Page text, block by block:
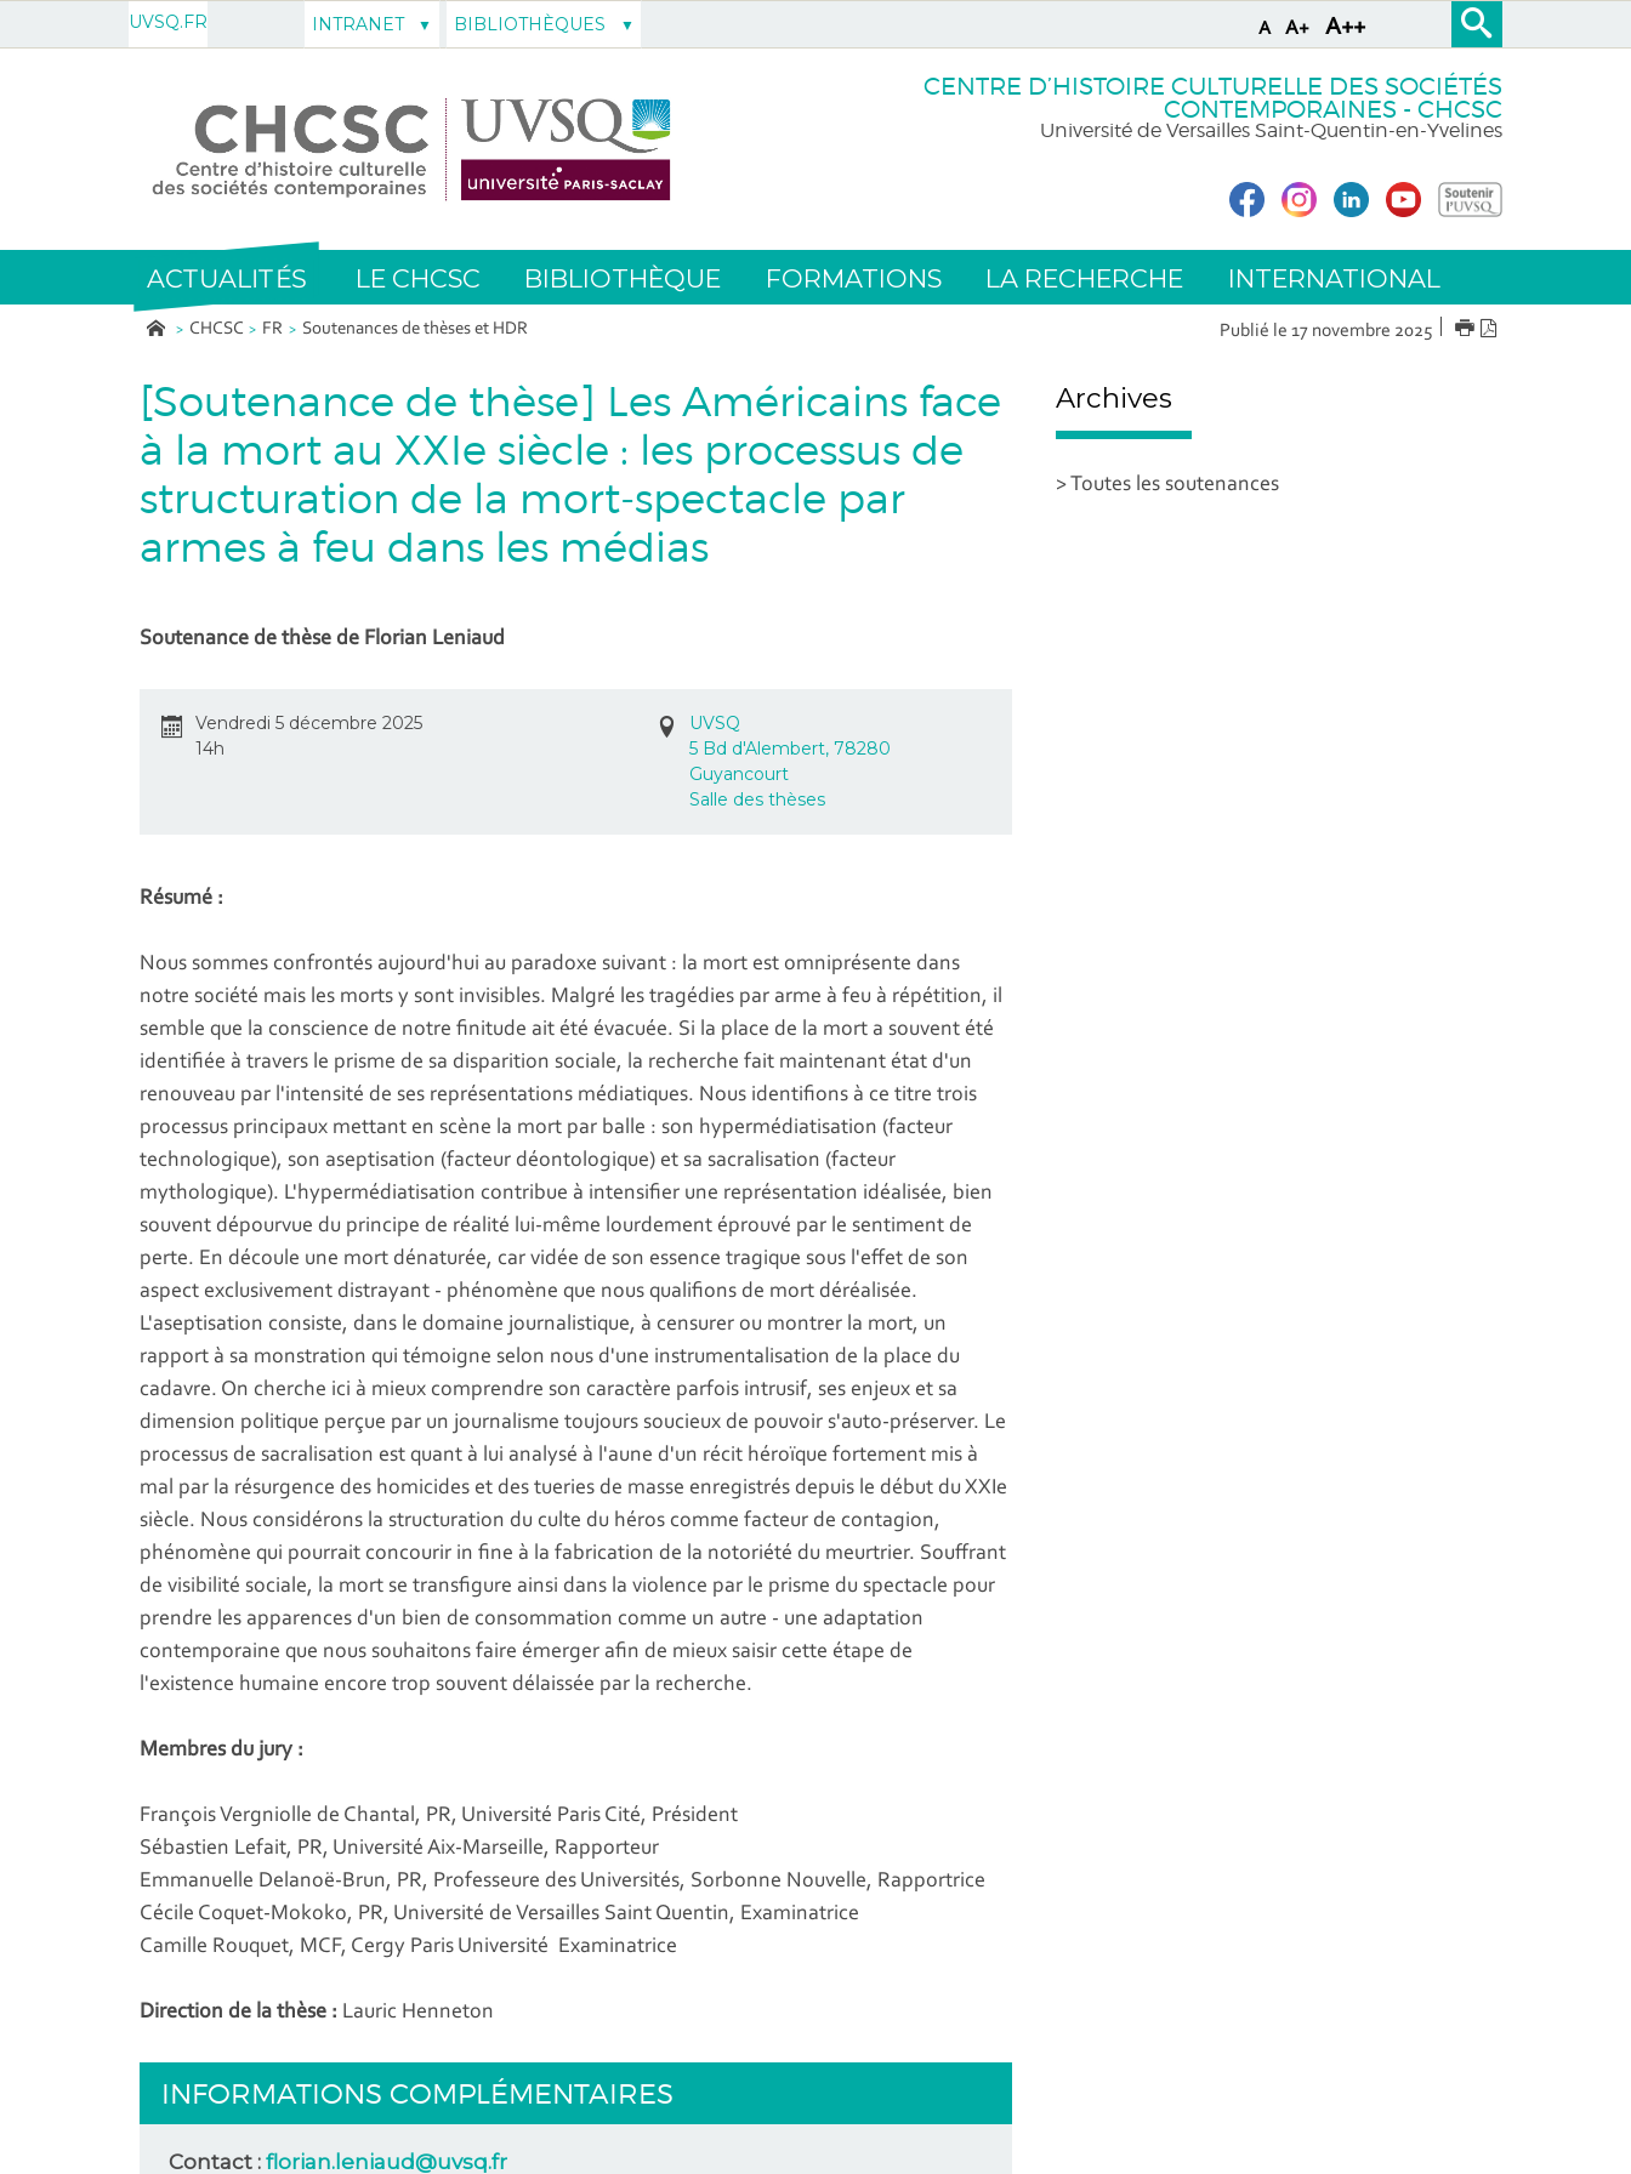
A A+ A++
UVSQ.FR
CENTRE D’HISTOIRE CULTURELLE DES SOCIÉTÉS
CONTEMPORAINES - CHCSC
Université de Versailles Saint-Quentin-en-Yvelines
ACTUALITÉS LE CHCSC BIBLIOTHÈQUE FORMATIONS LA RECHERCHE INTERNATIONAL
CHCSC FR Soutenances de thèses et HDR Publié le 17 novembre 2025 IMPRIMER
[Soutenance de thèse] Les Américains face
à la mort au XXIe siècle : les processus de
structuration de la mort-spectacle par
armes à feu dans les médias
Soutenance de thèse de Florian Leniaud
Vendredi 5 décembre 2025
14h
UVSQ
5 Bd d'Alembert, 78280
Guyancourt
Salle des thèses
Résumé :
Nous sommes confrontés aujourd'hui au paradoxe suivant : la mort est omniprésente dans
notre société mais les morts y sont invisibles. Malgré les tragédies par arme à feu à répétition, il
semble que la conscience de notre finitude ait été évacuée. Si la place de la mort a souvent été
identifiée à travers le prisme de sa disparition sociale, la recherche fait maintenant état d'un
renouveau par l'intensité de ses représentations médiatiques. Nous identifions à ce titre trois
processus principaux mettant en scène la mort par balle : son hypermédiatisation (facteur
technologique), son aseptisation (facteur déontologique) et sa sacralisation (facteur
mythologique). L'hypermédiatisation contribue à intensifier une représentation idéalisée, bien
souvent dépourvue du principe de réalité lui-même lourdement éprouvé par le sentiment de
perte. En découle une mort dénaturée, car vidée de son essence tragique sous l'effet de son
aspect exclusivement distrayant - phénomène que nous qualifions de mort déréalisée.
L'aseptisation consiste, dans le domaine journalistique, à censurer ou montrer la mort, un
rapport à sa monstration qui témoigne selon nous d'une instrumentalisation de la place du
cadavre. On cherche ici à mieux comprendre son caractère parfois intrusif, ses enjeux et sa
dimension politique perçue par un journalisme toujours soucieux de pouvoir s'auto-préserver. Le
processus de sacralisation est quant à lui analysé à l'aune d'un récit héroïque fortement mis à
mal par la résurgence des homicides et des tueries de masse enregistrés depuis le début du XXIe
siècle. Nous considérons la structuration du culte du héros comme facteur de contagion,
phénomène qui pourrait concourir in fine à la fabrication de la notoriété du meurtrier. Souffrant
de visibilité sociale, la mort se transfigure ainsi dans la violence par le prisme du spectacle pour
prendre les apparences d'un bien de consommation comme un autre - une adaptation
contemporaine que nous souhaitons faire émerger afin de mieux saisir cette étape de
l'existence humaine encore trop souvent délaissée par la recherche.
Membres du jury :
François Vergniolle de Chantal, PR, Université Paris Cité, Président
Sébastien Lefait, PR, Université Aix-Marseille, Rapporteur
Emmanuelle Delanoë-Brun, PR, Professeure des Universités, Sorbonne Nouvelle, Rapportrice
Cécile Coquet-Mokoko, PR, Université de Versailles Saint Quentin, Examinatrice
Camille Rouquet, MCF, Cergy Paris Université Examinatrice
Direction de la thèse : Lauric Henneton
INFORMATIONS COMPLÉMENTAIRES
Contact : florian.leniaud@uvsq.fr
Archives
> Toutes les soutenances
INTRANET BIBLIOTHÈQUES